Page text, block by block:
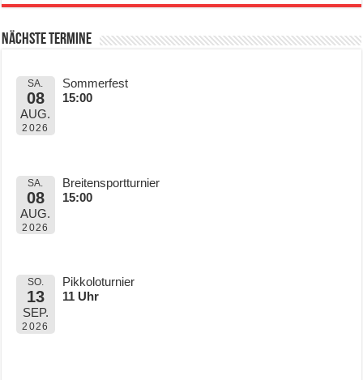
Nächste Termine
SA.
08
AUG.
2026
Sommerfest
15:00
SA.
08
AUG.
2026
Breitensportturnier
15:00
SO.
13
SEP.
2026
Pikkoloturnier
11 Uhr